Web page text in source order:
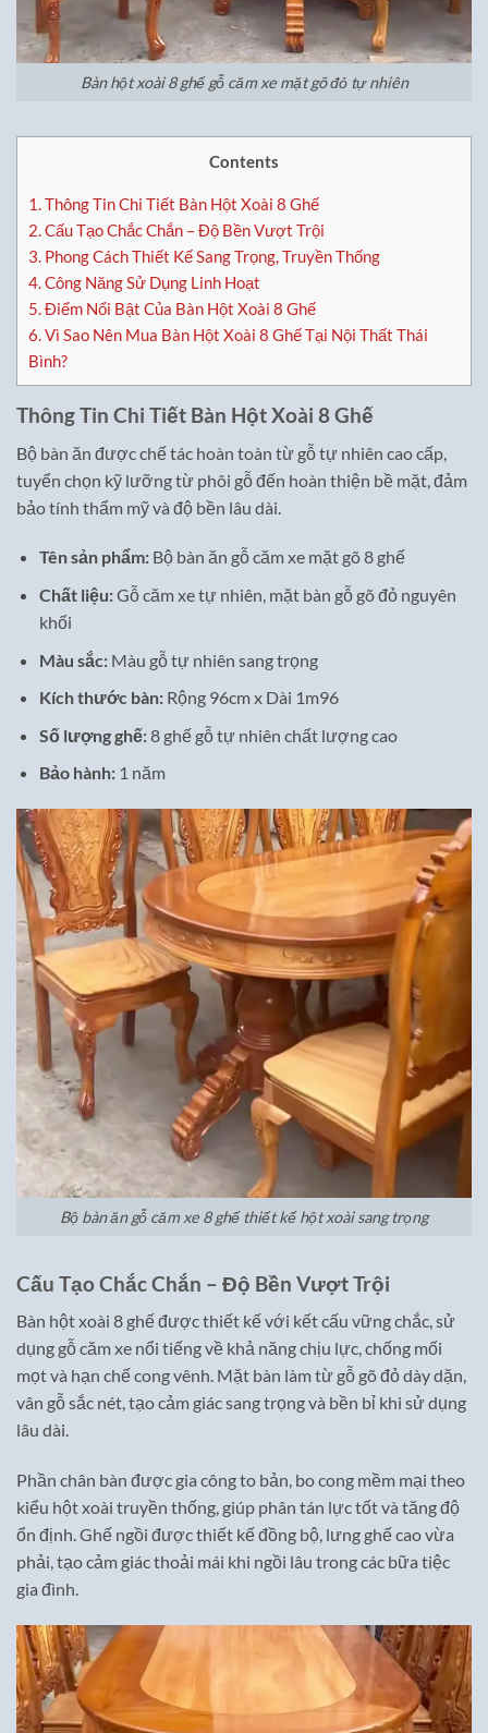
Bàn hột xoài 8 ghế gỗ căm xe mặt gõ đỏ tự nhiên
Contents
1.Thông Tin Chi Tiết Bàn Hột Xoài 8 Ghế
2.Cấu Tạo Chắc Chắn – Độ Bền Vượt Trội
3. Phong Cách Thiết Kế Sang Trọng, Truyền Thống
4.Công Năng Sử Dụng Linh Hoạt
5.Điểm Nổi Bật Của Bàn Hột Xoài 8 Ghế
6.Vì Sao Nên Mua Bàn Hột Xoài 8 Ghế Tại Nội Thất Thái
Bình?
Thông Tin Chi Tiết Bàn Hột Xoài 8 Ghế
Bộ bàn ăn được chế tác hoàn toàn từ gỗ tự nhiên cao cấp,
tuyển chọn kỹ lưỡng từ phôi gỗ đến hoàn thiện bề mặt, đảm
bảo tính thẩm mỹ và độ bền lâu dài.
Tên sản phẩm:Bộ bàn ăn gỗ căm xe mặt gõ 8 ghế
Chất liệu:Gỗ căm xe tự nhiên, mặt bàn gỗ gõ đỏ nguyên
khối
Màu sắc:Màu gỗ tự nhiên sang trọng
Kích thước bàn:Rộng 96cm x Dài 1m96
Số lượng ghế:8 ghế gỗ tự nhiên chất lượng cao
Bảo hành:1 năm
Bộ bàn ăn gỗ căm xe 8 ghế thiết kế hột xoài sang trọng
Cấu Tạo Chắc Chắn – Độ Bền Vượt Trội
Bàn hột xoài 8 ghế được thiết kế với kết cấu vững chắc, sử
dụng gỗ căm xe nổi tiếng về khả năng chịu lực, chống mối
mọt và hạn chế cong vênh. Mặt bàn làm từ gỗ gõ đỏ dày dặn,
vân gỗ sắc nét, tạo cảm giác sang trọng và bền bỉ khi sử dụng
lâu dài.
Phần chân bàn được gia công to bản, bo cong mềm mại theo
kiểu hột xoài truyền thống, giúp phân tán lực tốt và tăng độ
ổn định. Ghế ngồi được thiết kế đồng bộ, lưng ghế cao vừa
phải, tạo cảm giác thoải mái khi ngồi lâu trong các bữa tiệc
gia đình.